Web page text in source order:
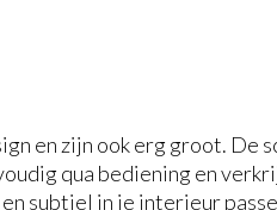
en zijn ook erg groot. De
qua bediening en
subtiel in je interieur